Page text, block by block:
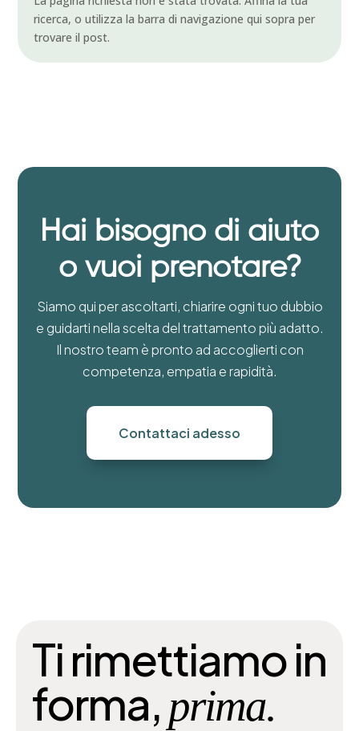
ricerca, o utilizza la barra di navigazione qui sopra per
trovare il post.
Hai bisogno di aiuto
o vuoi prenotare?
Siamo qui per ascoltarti, chiarire ogni tuo dubbio
e guidarti nella scelta del trattamento più adatto.
Il nostro team è pronto ad accoglierti con
competenza, empatia e rapidità.
Contattaci adesso
Ti rimettiamo in
forma, prima.